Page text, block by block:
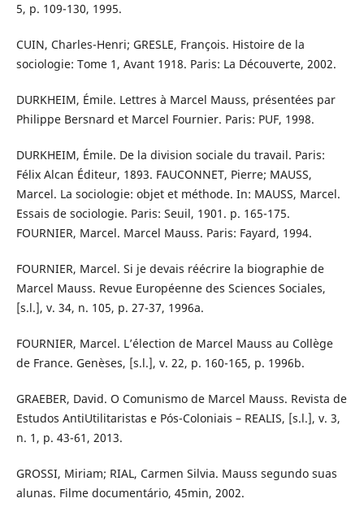
5, p. 109-130, 1995.
CUIN, Charles-Henri; GRESLE, François. Histoire de la
sociologie: Tome 1, Avant 1918. Paris: La Découverte, 2002.
DURKHEIM, Émile. Lettres à Marcel Mauss, présentées par
Philippe Bersnard et Marcel Fournier. Paris: PUF, 1998.
DURKHEIM, Émile. De la division sociale du travail. Paris:
Félix Alcan Éditeur, 1893. FAUCONNET, Pierre; MAUSS,
Marcel. La sociologie: objet et méthode. In: MAUSS, Marcel.
Essais de sociologie. Paris: Seuil, 1901. p. 165-175.
FOURNIER, Marcel. Marcel Mauss. Paris: Fayard, 1994.
FOURNIER, Marcel. Si je devais réécrire la biographie de
Marcel Mauss. Revue Européenne des Sciences Sociales,
[s.l.], v. 34, n. 105, p. 27-37, 1996a.
FOURNIER, Marcel. L’élection de Marcel Mauss au Collège
de France. Genèses, [s.l.], v. 22, p. 160-165, p. 1996b.
GRAEBER, David. O Comunismo de Marcel Mauss. Revista de
Estudos AntiUtilitaristas e Pós-Coloniais – REALIS, [s.l.], v. 3,
n. 1, p. 43-61, 2013.
GROSSI, Miriam; RIAL, Carmen Silvia. Mauss segundo suas
alunas. Filme documentário, 45min, 2002.